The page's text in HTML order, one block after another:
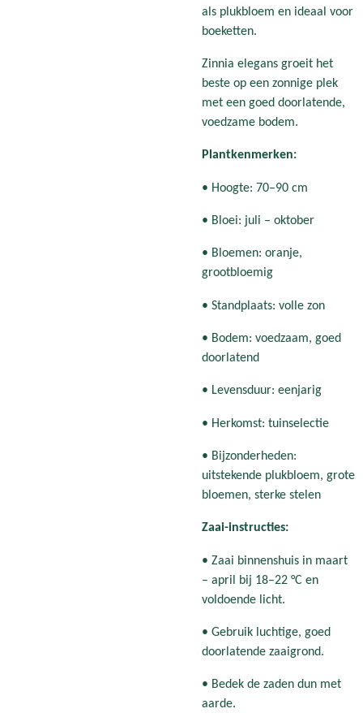
als plukbloem en ideaal voor
boeketten.
Zinnia elegans groeit het
beste op een zonnige plek
met een goed doorlatende,
voedzame bodem.
Plantkenmerken:
• Hoogte: 70–90 cm
• Bloei: juli – oktober
• Bloemen: oranje,
grootbloemig
• Standplaats: volle zon
• Bodem: voedzaam, goed
doorlatend
• Levensduur: eenjarig
• Herkomst: tuinselectie
• Bijzonderheden:
uitstekende plukbloem, grote
bloemen, sterke stelen
Zaai-instructies:
• Zaai binnenshuis in maart
– april bij 18–22 °C en
voldoende licht.
• Gebruik luchtige, goed
doorlatende zaaigrond.
• Bedek de zaden dun met
aarde.